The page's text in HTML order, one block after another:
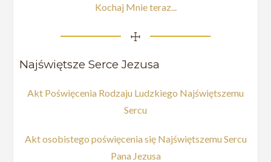
Kochaj Mnie teraz...
☩
Najświętsze Serce Jezusa
Akt Poświęcenia Rodzaju Ludzkiego Najświętszemu
Sercu
Akt osobistego poświęcenia się Najświętszemu Sercu
Pana Jezusa